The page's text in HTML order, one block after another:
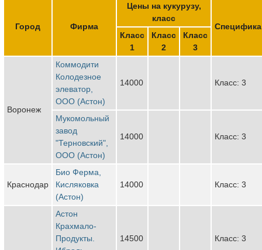
Город Фирма
Цены на кукурузу,
класс
Класс
1
Класс
2
Класс
3
Воронеж
Коммодити
Колодезное
элеватор,
ООО (Астон)
14000 Класс: 3
Мукомольный
завод
"Терновский",
ООО (Астон)
14000 Класс: 3
Краснодар
Био Ферма,
Кисляковка
(Астон)
14000 Класс: 3
Астон
Крахмало-
Продукты.
14500 Класс: 3